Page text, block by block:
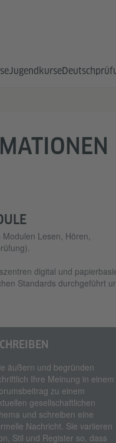
Jugend­kurse
Lesen, Hören,
digital und
Standards durchgeführt
äußern und begründen
Ihre Meinung in einem
zu einem
gesellschaftlichen
und schreiben eine
Nachricht. Sie variieren
Stil und Register so, dass